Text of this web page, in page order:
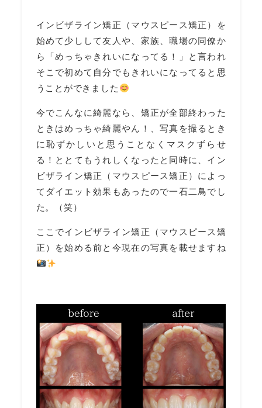
インビザライン矯正（マウスピース矯正）を
始めて少しして友人や、家族、職場の同僚か
ら「めっちゃきれいになってる！」と言われ
そこで初めて自分でもきれいになってると思
うことができました
今でこんなに綺麗なら、矯正が全部終わった
ときはめっちゃ綺麗やん！、写真を撮るとき
に恥ずかしいと思うことなくマスクずらせ
る！ととてもうれしくなったと同時に、イン
ビザライン矯正（マウスピース矯正）によっ
てダイエット効果もあったので一石二鳥でし
た。（笑）
ここでインビザライン矯正（マウスピース矯
正）を始める前と今現在の写真を載せますね